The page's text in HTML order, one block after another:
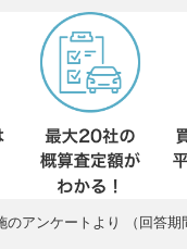
のアンケートより （回答期